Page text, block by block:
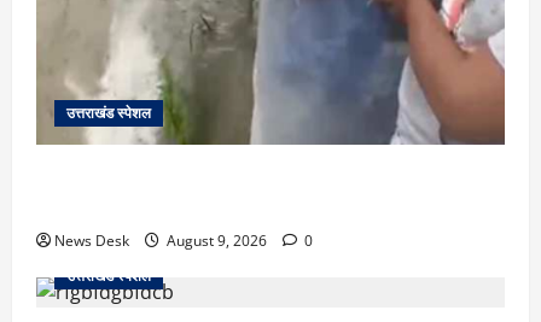
उत्तराखंड स्पेशल
News Desk August 9, 2026
0
उत्तराखंड स्पेशल